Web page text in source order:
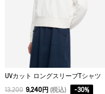
UVカット ロングスリーブTシャツ
13,200 9,240円 (税込) -30%